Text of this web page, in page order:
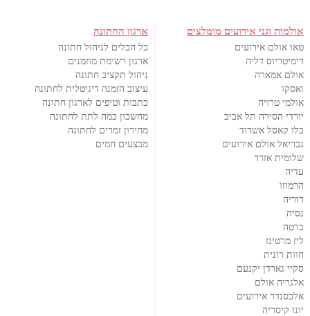
אולמות וגני אירועים מומלצים
טאו אולם אירועים
דימיטריוס דליה
אולם אמארה
ואסקו
אולמי טרויה
יורדי הסירה תל אביב
בלו קאסל אשדוד
גבריאל אולם אירועים
שלומית אזרד
עדיה
הרמוזו
דוריה
נסיה
ברטה
ליז מרטינז
חוות רונית
סקיי גארדן יקנעם
אלגריה אולם
אלכסנדר אירועים
יונו קיסריה
ארגון החתונה
כל הכלים לניהול חתונה
ארגון רשימת מוזמנים
ניהול תקציב חתונה
עיצוב הזמנה דיגיטלית לחתונה
כתבות וטיפים לארגון חתונה
מחשבון כמה לתת לחתונה
מחירון זמרים לחתונה
מבצעים חמים